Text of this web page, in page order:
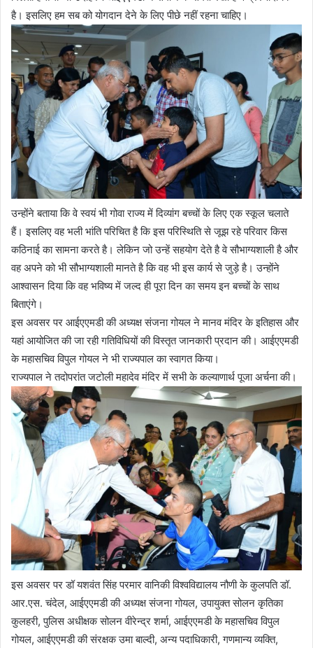
है। इसलिए हम सब को योगदान देने के लिए पीछे नहीं रहना चाहिए।
उन्होंने बताया कि वे स्वयं भी गोवा राज्य में दिव्यांग बच्चों के लिए एक स्कूल चलाते
हैं। इसलिए वह भली भांति परिचित है कि इस परिस्थिति से जूझ रहे परिवार किस
कठिनाई का सामना करते है। लेकिन जो उन्हें सहयोग देते है वे सौभाग्यशाली है और
वह अपने को भी सौभाग्यशाली मानते है कि वह भी इस कार्य से जुड़े है। उन्होंने
आश्वासन दिया कि वह भविष्य में जल्द ही पूरा दिन का समय इन बच्चों के साथ
बिताएंगे।
इस अवसर पर आईएएमडी की अध्यक्ष संजना गोयल ने मानव मंदिर के इतिहास और
यहां आयोजित की जा रही गतिविधियों की विस्तृत जानकारी प्रदान की। आईएएमडी
के महासचिव विपुल गोयल ने भी राज्यपाल का स्वागत किया।
राज्यपाल ने तदोपरांत जटोली महादेव मंदिर में सभी के कल्याणार्थ पूजा अर्चना की।
इस अवसर पर डॉ यशवंत सिंह परमार वानिकी विश्वविद्यालय नौणी के कुलपति डॉ.
आर.एस. चंदेल, आईएएमडी की अध्यक्ष संजना गोयल, उपायुक्त सोलन कृतिका
कुलहरी, पुलिस अधीक्षक सोलन वीरेन्द्र शर्मा, आईएएमडी के महासचिव विपुल
गोयल, आईएएमडी की संरक्षक उमा बाल्दी, अन्य पदाधिकारी, गणमान्य व्यक्ति,